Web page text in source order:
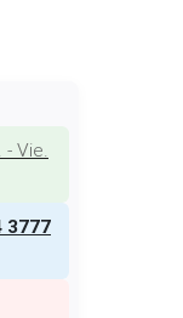
- Vie.
3777